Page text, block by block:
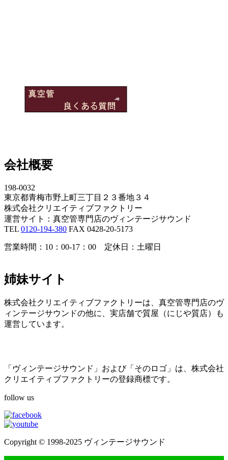
会社概要
198-0032
東京都青梅市野上町三丁目２３番地３４
株式会社クリエイティブファクトリー
運営サイト：真空管専門店のヴィンテージサウンド
TEL 0120-194-380 FAX 0428-20-5173
営業時間：10：00-17：00 定休日：土曜日
姉妹サイト
株式会社クリエイティブファクトリーは、真空管専門店のヴ
ィンテージサウンドの他に、実店舗で質屋（にじや質店）も
運営しています。
「ヴィンテージサウンド」および「そのロゴ」は、株式会社
クリエイティブファクトリーの登録商標です。
follow us
Copyright © 1998-2025 ヴィンテージサウンド